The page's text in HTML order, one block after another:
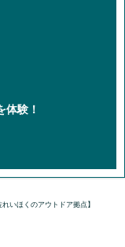
体験！
いほくのアウトドア拠点】